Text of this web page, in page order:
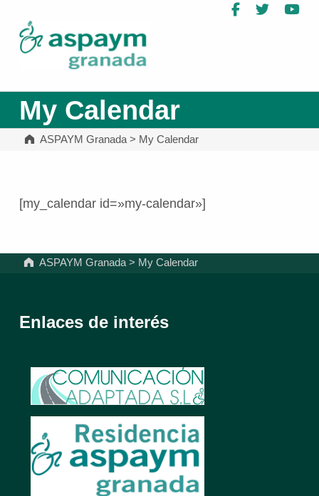
Facebook
Twitter
My Calendar
ASPAYM Granada> My Calendar
[my_calendar id=»my-calendar»]
ASPAYM Granada > My Calendar
Enlaces de interés